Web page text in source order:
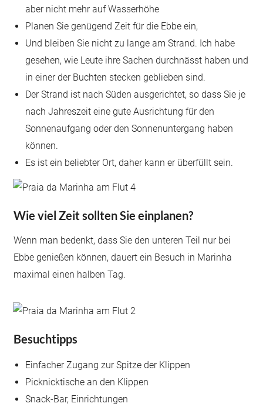
aber nicht mehr auf Wasserhöhe
Planen Sie genügend Zeit für die Ebbe ein,
Und bleiben Sie nicht zu lange am Strand. Ich habe
gesehen, wie Leute ihre Sachen durchnässt haben und
in einer der Buchten stecken geblieben sind.
Der Strand ist nach Süden ausgerichtet, so dass Sie je
nach Jahreszeit eine gute Ausrichtung für den
Sonnenaufgang oder den Sonnenuntergang haben
können.
Es ist ein beliebter Ort, daher kann er überfüllt sein.
Wie viel Zeit sollten Sie einplanen?
Wenn man bedenkt, dass Sie den unteren Teil nur bei
Ebbe genießen können, dauert ein Besuch in Marinha
maximal einen halben Tag.
Besuchtipps
Einfacher Zugang zur Spitze der Klippen
Picknicktische an den Klippen
Snack-Bar, Einrichtungen